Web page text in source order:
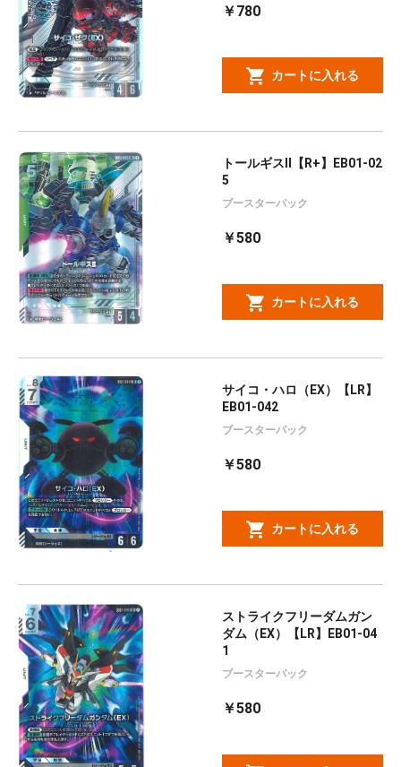
￥780
カートに入れる
トールギスⅡ【R+】EB01-02
5
ブースターパック
￥580
カートに入れる
サイコ・ハロ（EX）【LR】
EB01-042
ブースターパック
￥580
カートに入れる
ストライクフリーダムガン
ダム（EX）【LR】EB01-04
1
ブースターパック
￥580